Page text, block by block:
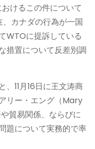
けるこの件について
カナダの行為が一国
WTOに提訴している
措置について反差別調
11月16日に王文涛商
リー・エング（Mary
貿易関係、ならびに
題について実務的で率